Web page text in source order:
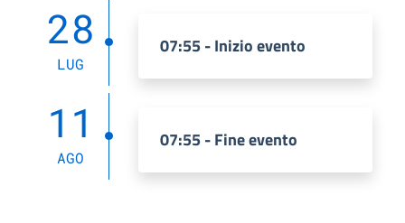
28
LUG
07:55 - Inizio evento
11
AGO
07:55 - Fine evento